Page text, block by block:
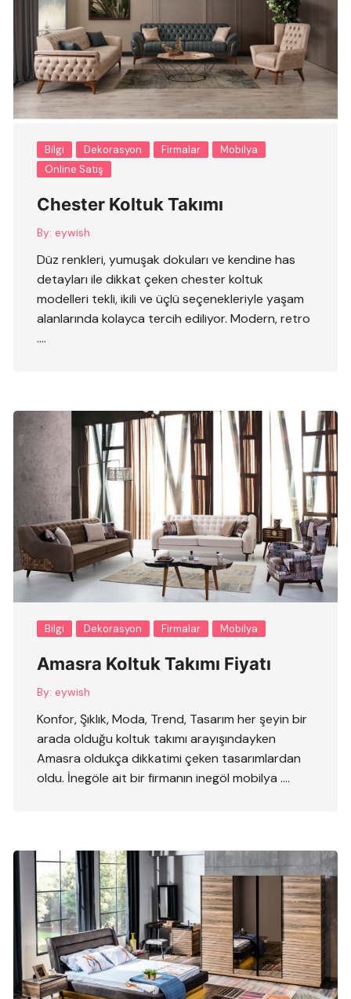
Bilgi Dekorasyon Firmalar
Mobilya
Online Satış
Chester Koltuk Takımı
By: eywish
Düz renkleri, yumuşak dokuları ve kendine has
detayları ile dikkat çeken chester koltuk
modelleri tekli, ikili ve üçlü seçenekleriyle yaşam
alanlarında kolayca tercih ediliyor. Modern, retro
….
Bilgi Dekorasyon Firmalar Mobilya
Amasra Koltuk Takımı Fiyatı
By: eywish
Konfor, Şıklık, Moda, Trend, Tasarım her şeyin bir
arada olduğu koltuk takımı arayışındayken
Amasra oldukça dikkatimi çeken tasarımlardan
oldu. İnegöle ait bir firmanın inegöl mobilya ….